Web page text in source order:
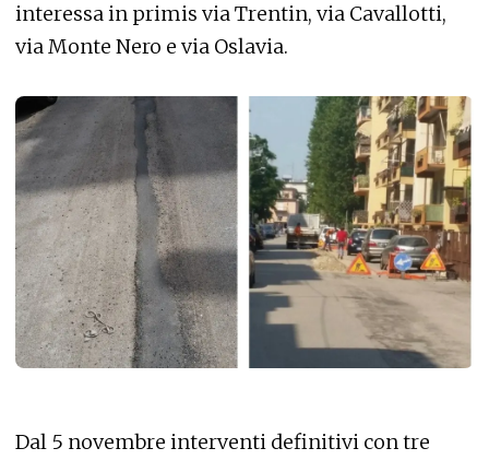
interessa in primis via Trentin, via Cavallotti,
via Monte Nero e via Oslavia.
Dal 5 novembre interventi definitivi con tre